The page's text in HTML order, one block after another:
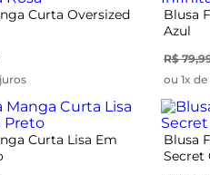
Curta Oversized
Blusa
Azul
R$
ou 1x
Curta Lisa Em
Blusa
Secret